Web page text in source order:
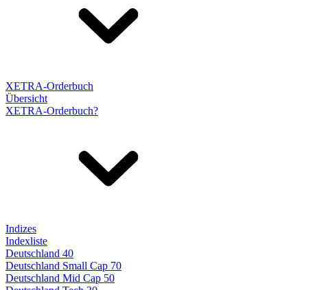
XETRA-Orderbuch
Übersicht
XETRA-Orderbuch?
Indizes
Indexliste
Deutschland 40
Deutschland Small Cap 70
Deutschland Mid Cap 50